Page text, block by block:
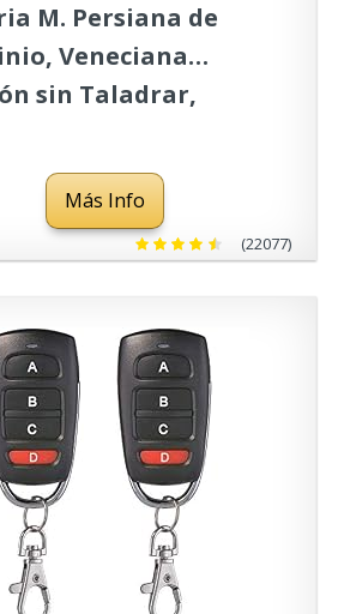
M. Persiana de
Veneciana
sin Taladrar,
40 x 130 cm,
Más Info
(22077)